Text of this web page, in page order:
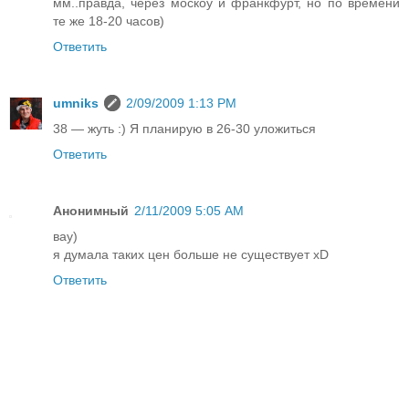
те же 18-20 часов)
Ответить
umniks
2/09/2009 1:13 PM
38 — жуть :) Я планирую в 26-30 уложиться
Ответить
Анонимный 2/11/2009 5:05 AM
вау)
я думала таких цен больше не существует хD
Ответить